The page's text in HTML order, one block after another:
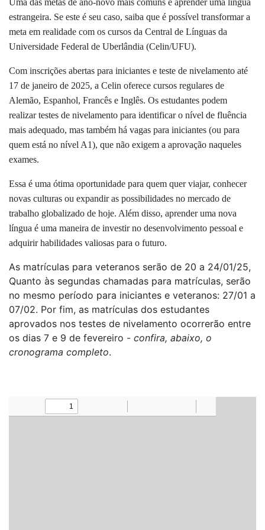
Uma das metas de ano-novo mais comuns é aprender uma língua
estrangeira. Se este é seu caso, saiba que é possível transformar a
meta em realidade com os cursos da Central de Línguas da
Universidade Federal de Uberlândia (Celin/UFU).
Com inscrições abertas para iniciantes e teste de nivelamento até
17 de janeiro de 2025, a Celin oferece cursos regulares de
Alemão, Espanhol, Francês e Inglês. Os estudantes podem
realizar testes de nivelamento para identificar o nível de fluência
mais adequado, mas também há vagas para iniciantes (ou para
quem está no nível A1), que não exigem a aprovação naqueles
exames.
Essa é uma ótima oportunidade para quem quer viajar, conhecer
novas culturas ou expandir as possibilidades no mercado de
trabalho globalizado de hoje. Além disso, aprender uma nova
língua é uma maneira de investir no desenvolvimento pessoal e
adquirir habilidades valiosas para o futuro.
As matrículas para veteranos serão de 20 a 24/01/25,
Quanto às segundas chamadas para matrículas, serão
no mesmo período para iniciantes e veteranos: 27/01 a
07/02. Por fim, as matrículas dos estudantes
aprovados nos testes de nivelamento ocorrerão entre
os dias 7 e 9 de fevereiro - confira, abaixo, o
cronograma completo.